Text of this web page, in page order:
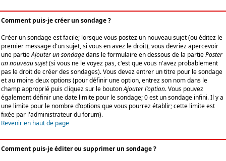
Comment puis-je créer un sondage ?
Créer un sondage est facile; lorsque vous postez un nouveau sujet (ou éditez le
premier message d'un sujet, si vous en avez le droit), vous devriez apercevoir
une partieAjouter un sondagedans le formulaire en dessous de la partiePoster
un nouveau sujet(si vous ne le voyez pas, c'est que vous n'avez probablement
pas le droit de créer des sondages). Vous devez entrer un titre pour le sondage
et au moins deux options (pour définir une option, entrez son nom dans le
champ approprié puis cliquez sur le boutonAjouter l'option. Vous pouvez
également définir une date limite pour le sondage; 0 est un sondage infini. Il y a
une limite pour le nombre d'options que vous pourrez établir; cette limite est
fixée par l'administrateur du forum).
Revenir en haut de page
Comment puis-je éditer ou supprimer un sondage ?